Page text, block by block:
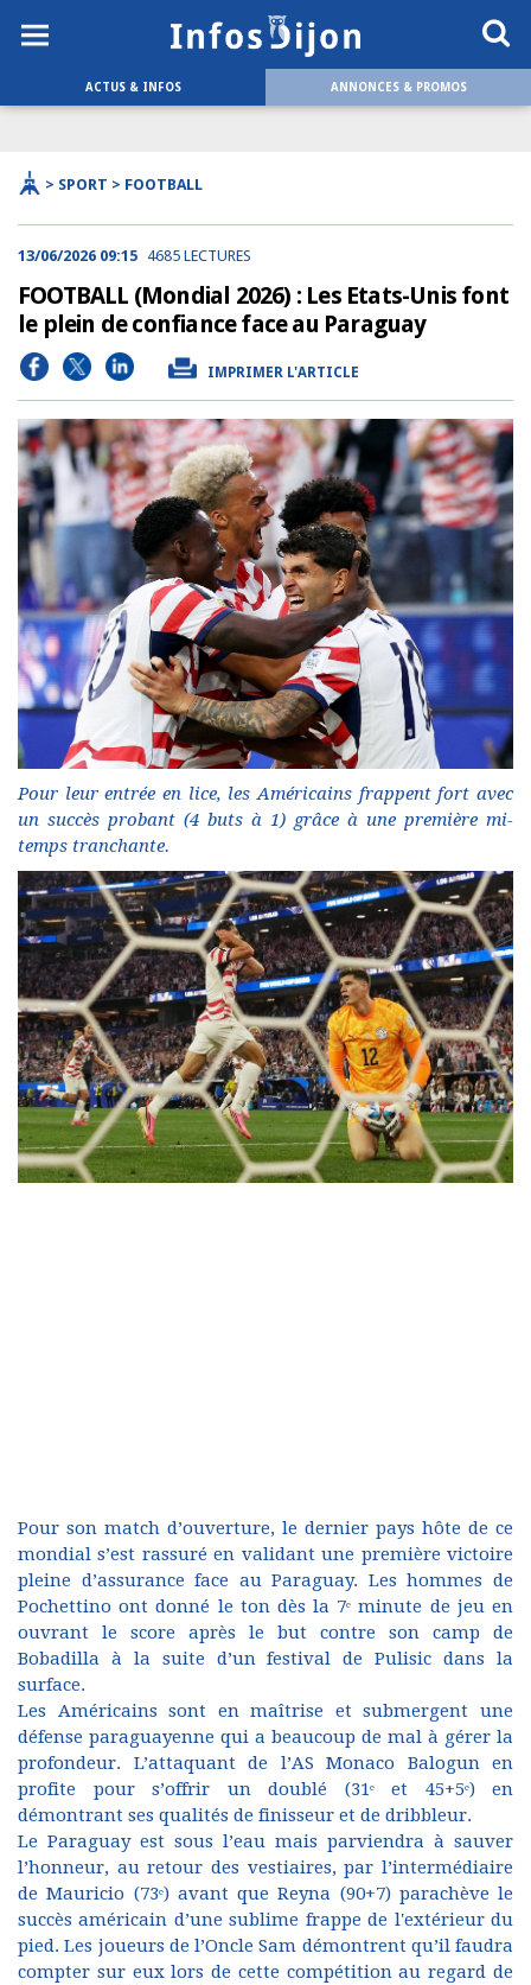
ACTUS & INFOS ANNONCES & PROMOS
> SPORT > FOOTBALL
13/06/2026 09:15 4685 LECTURES
FOOTBALL (Mondial 2026) : Les Etats-Unis font
le plein de confiance face au Paraguay
IMPRIMER L'ARTICLE
Pour leur entrée en lice, les Américains frappent fort avec
un succès probant (4 buts à 1) grâce à une première mi-
temps tranchante.
Pour son match d’ouverture, le dernier pays hôte de ce
mondial s’est rassuré en validant une première victoire
pleine d’assurance face au Paraguay. Les hommes de
Pochettino ont donné le ton dès la 7ᵉ minute de jeu en
ouvrant le score après le but contre son camp de
Bobadilla à la suite d’un festival de Pulisic dans la
surface.
Les Américains sont en maîtrise et submergent une
défense paraguayenne qui a beaucoup de mal à gérer la
profondeur. L’attaquant de l’AS Monaco Balogun en
profite pour s’offrir un doublé (31ᵉ et 45+5ᵉ) en
démontrant ses qualités de finisseur et de dribbleur.
Le Paraguay est sous l’eau mais parviendra à sauver
l’honneur, au retour des vestiaires, par l’intermédiaire
de Mauricio (73ᵉ) avant que Reyna (90+7) parachève le
succès américain d’une sublime frappe de l'extérieur du
pied. Les joueurs de l’Oncle Sam démontrent qu’il faudra
compter sur eux lors de cette compétition au regard de